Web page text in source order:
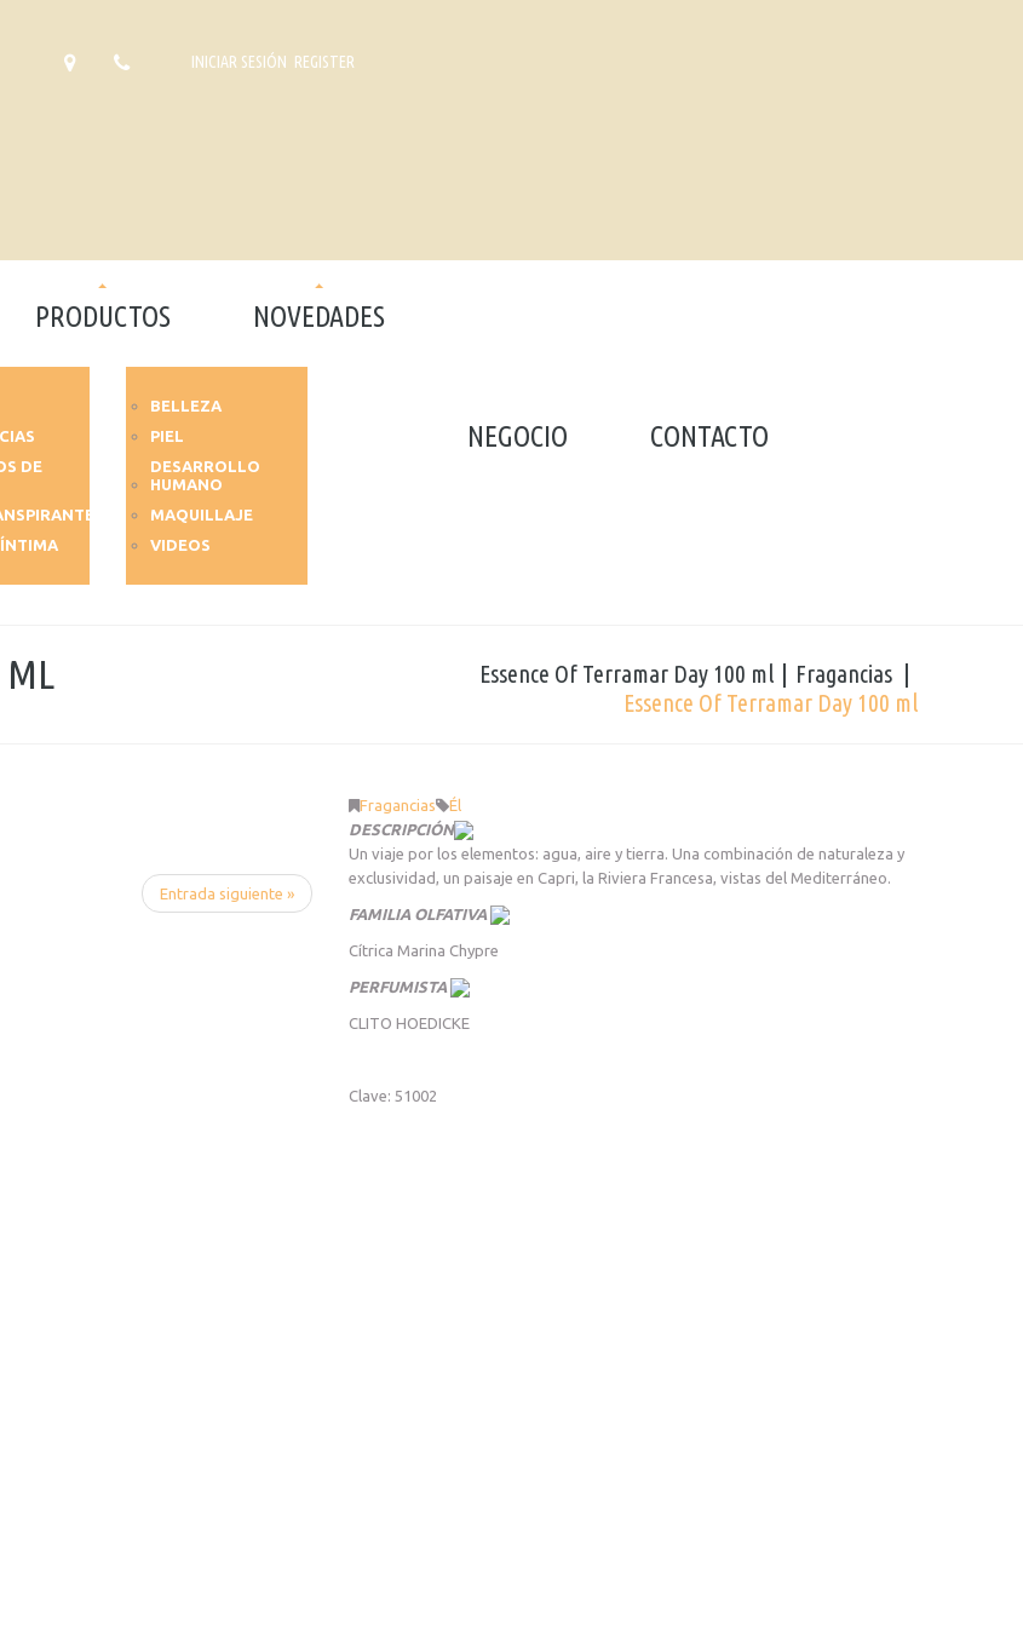
INICIAR SESIÓN REGISTER
PRODUCTOS
DE
ÍNTIMA
NOVEDADES
BELLEZA
PIEL
DESARROLLO
HUMANO
MAQUILLAJE
VIDEOS
NEGOCIO CONTACTO
Essence Of Terramar Day 100 ml
Fragancias
Essence Of Terramar Day 100 ml
Entrada siguiente »
Fragancias
Él
DESCRIPCIÓN
Un viaje por los elementos: agua, aire y tierra. Una combinación de naturaleza y
exclusividad, un paisaje en Capri, la Riviera Francesa, vistas del Mediterráneo.
FAMILIA OLFATIVA
Cítrica Marina Chypre
PERFUMISTA
CLITO HOEDICKE
Clave: 51002